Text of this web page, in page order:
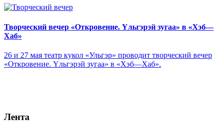
Творческий вечер «Откровение. Yльгэрэй зугаа» в «Хэб—
Хаб»
26 и 27 мая театр кукол «Ульгэр» проводит творческий вечер
«Откровение. Yльгэрэй зугаа» в «Хэб—Хаб».
Лента